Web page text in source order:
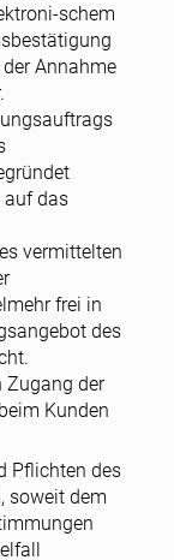
schem
Annahme
auf das
vermittelten
frei in
des
Zugang der
Kunden
Pflichten des
soweit dem